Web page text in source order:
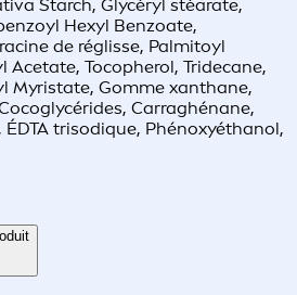
Starch, Glycéryl stéarate,
Hexyl Benzoate,
de réglisse, Palmitoyl
Acetate, Tocopherol, Tridecane,
Myristate, Gomme xanthane,
Carraghénane,
trisodique, Phénoxyéthanol,